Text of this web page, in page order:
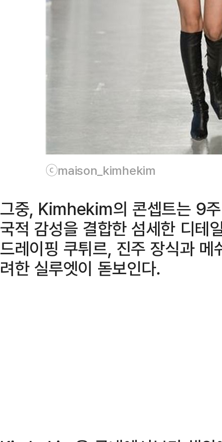
ⓒmaison_kimhekim
그중, Kimhekim의 콘셉트는 9
국적 감성을 결합한 섬세한 디테
드레이핑 쿠튀르, 진주 장식과
려한 실루엣이 돋보인다.